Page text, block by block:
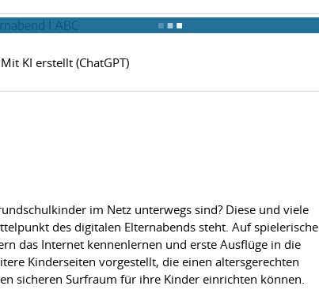
Mit KI erstellt (ChatGPT)
im Netz unterwegs sind? Diese und viele
des digitalen Elternabends steht. Auf spielerische
das Internet kennenlernen und erste Ausflüge in die
Kinderseiten vorgestellt, die einen altersgerechten
sicheren Surfraum für ihre Kinder einrichten können.